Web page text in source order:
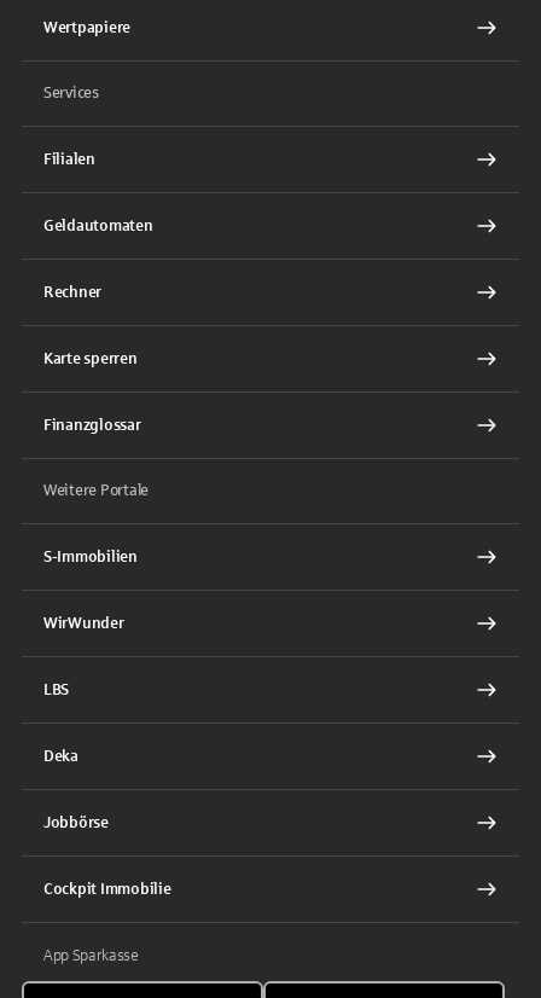
Wertpapiere
Services
Filialen
Geldautomaten
Rechner
Karte sperren
Finanzglossar
Weitere Portale
S-Immobilien
WirWunder
LBS
Deka
Jobbörse
Cockpit Immobilie
App Sparkasse